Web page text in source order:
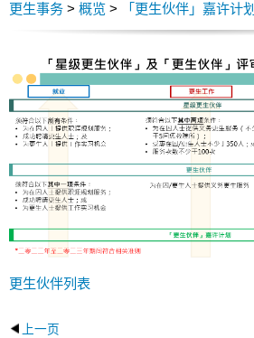
更生事务 > 概览 > 「更生伙伴」嘉许计划
更生伙伴列表
上一页